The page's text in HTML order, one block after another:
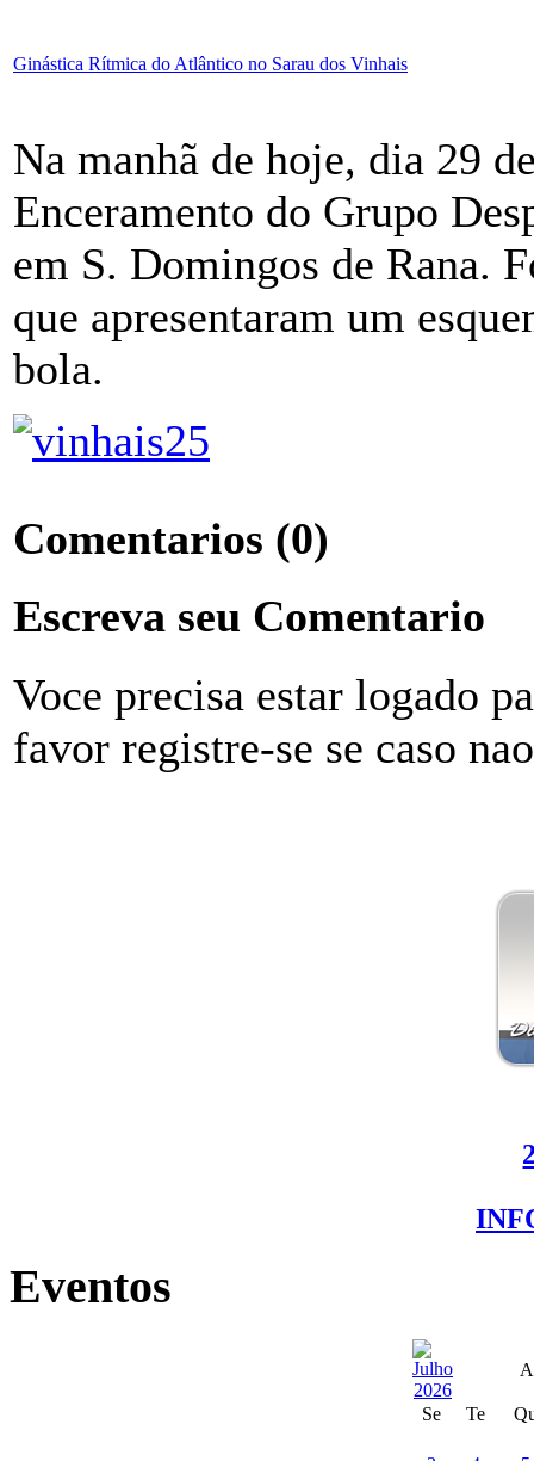
Ginástica Rítmica do Atlântico no Sarau dos Vinhais
Na manhã de hoje, dia 29
Enceramento do Grupo
em S. Domingos de Rana.
que apresentaram um
bola.
Comentarios (0)
Escreva seu Comentario
Voce precisa estar logado
favor registre-se se caso
Eventos
Se Te